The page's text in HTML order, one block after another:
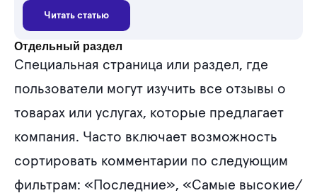
Читать статью
Отдельный раздел
Специальная страница или раздел, где
пользователи могут изучить все отзывы о
товарах или услугах, которые предлагает
компания. Часто включает возможность
сортировать комментарии по следующим
фильтрам: «Последние», «Самые высокие/